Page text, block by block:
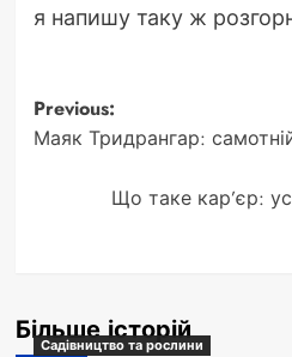
я напишу таку ж
Post
navigation
Previous:
Маяк Тридрангар:
Що таке кар’єр:
Більше історій
Садівництво та рослини